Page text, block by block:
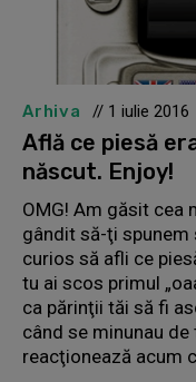
Arhiva // 1 iulie 2016
Află ce piesă
născut. Enjoy!
OMG! Am găsit cea
gândit să-ţi spunem
curios să afli ce
tu ai scos primul
ca părinţii tăi să fi
când se minunau
reacţionează acum